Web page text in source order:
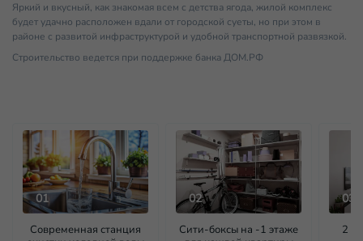
Яркий и вкусный, как знакомая всем с детства ягода, жилой комплекс
будет удачно расположен вдали от городской суеты, но при этом в
районе с развитой инфраструктурой и удобной транспортной развязкой.
Строительство ведется при поддержке банка ДОМ.РФ
01
Современная станция
02
Сити-боксы на -1 этаже
03
2